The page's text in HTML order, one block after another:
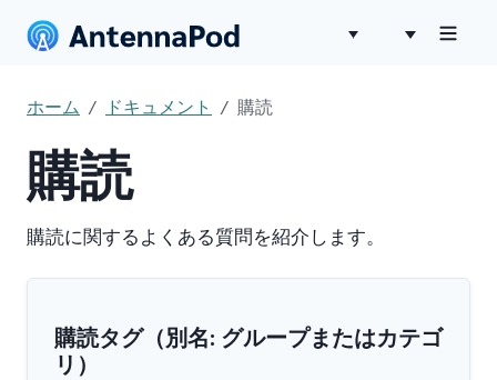
ホーム ドキュメント 購読
購読
購読に関するよくある質問を紹介します。
購読タグ（別名: グループまたはカテゴ
リ）